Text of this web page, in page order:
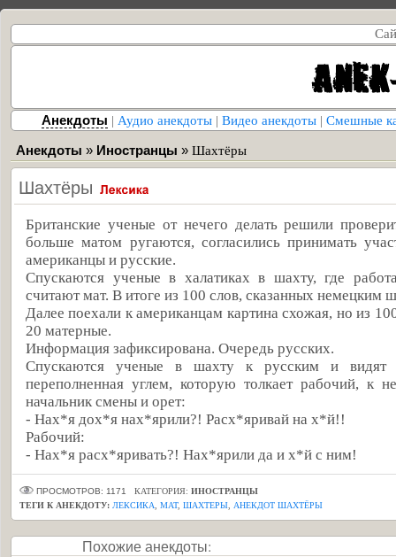
Анекдоты | Аудио анекдоты | Видео анекдоты | Смешные
Анекдоты » Иностранцы » Шахтёры
Шахтёры
Британские ученые от нечего делать решили
больше матом ругаются, согласились принимать
американцы и русские.
Спускаются ученые в халатиках в шахту, где
считают мат. В итоге из 100 слов, сказанных немецким
Далее поехали к американцам картина схожая, но из
20 матерные.
Информация зафиксирована. Очередь русских.
Спускаются ученые в шахту к русским и видят
переполненная углем, которую толкает рабочий, к
начальник смены и орет:
- Нах*я дох*я нах*ярили?! Расх*яривай на х*й!!
Рабочий:
- Нах*я расх*яривать?! Нах*ярили да и х*й с ним!
ПРОСМОТРОВ: 1171 КАТЕГОРИЯ: ИНОСТРАНЦЫ
ТЕГИ К АНЕКДОТУ: ЛЕКСИКА МАТ, ШАХТЕРЫ АНЕКДОТ ШАХТЁРЫ
Похожие анекдоты: